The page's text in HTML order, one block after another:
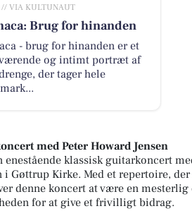
VIA KULTUNAUT
Brug for hinanden
- brug for hinanden er et
og intimt portræt af
der tager hele
med Peter Howard Jensen
enestående klassisk guitarkoncert
i Gøttrup Kirke. Med et repertoire,
denne koncert at være en
for at give et frivilligt bidrag.